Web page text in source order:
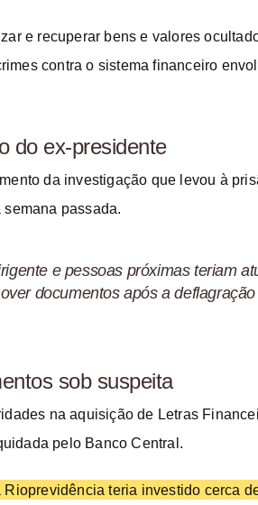
e recuperar bens e valores
contra o sistema financeiro
do ex-presidente
da investigação que levou à
passada.
e pessoas próximas teriam
documentos após a
sob suspeita
na aquisição de Letras
pelo Banco Central.
teria investido cerca